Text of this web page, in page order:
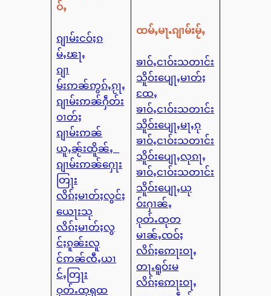
ဝ်ႇ
ၵျၢမ်းငဝ်ႈၵ
မ်ႇၽႃႇ
ၵျၢ
မ်းဢၼ်ဢွၵ်ႇၵႂႃႇ
ၵျၢမ်းဢၼ်ႁဵတ်း
ဝၢတ်ႈ
ၵျၢမ်းဢၼ်
ယူႇၼႂ်းထိူၼ်ႇ
ၵျၢမ်းဢၼ်ႁေႃး
တြႃး
လိၵ်ႈမၢတ်ႈလွင်ႈ
ယေႃးသု
လိၵ်ႈမၢတ်ႈလွ
င်ႈၵူၼ်းလူ
င်ဢၼ်ၸီႇယၢ
င်ႇတြႃး
ဝုတ်ႉထုရုထ
ထမ်ႇမႃႉၵျၢမ်းမႂ်ႇ
ၶၢဝ်ႇငၢဝ်းသတၢင်း
သိူဝ်းပျေႃႇမၢတ်ႈ
ထႄႇ
ၶၢဝ်ႇငၢဝ်းသတၢင်း
သိူဝ်းပျေႃႇမႃႇၵု
ၶၢဝ်ႇငၢဝ်းသတၢင်း
သိူဝ်းပျေႃႇလုၵႃႇ
ၶၢဝ်ႇငၢဝ်းသတၢင်း
သိူဝ်းပျေႃႇယု
ဝ်းႁၢၼ်ႇ
ဝုတ်ႉထုတ
မၢၼ်ႇၸဝ်ႈ
လိၵ်ႈဢေႃးဝႃႇ
တႃႉရူဝ်းမ
လိၵ်ႈဢေႃးဝႃႇ